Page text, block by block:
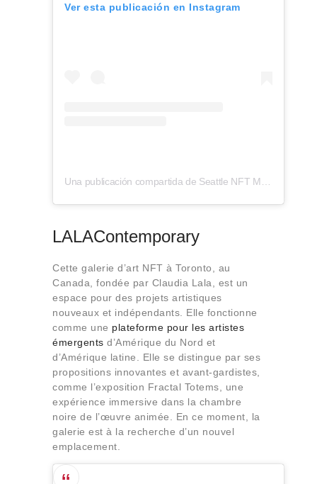
Ver esta publicación en Instagram
LALAContemporary
Cette galerie d’art NFT à Toronto, au
Canada, fondée par Claudia Lala, est un
espace pour des projets artistiques
nouveaux et indépendants. Elle fonctionne
comme une plateforme pour les artistes
émergents d’Amérique du Nord et
d’Amérique latine. Elle se distingue par ses
propositions innovantes et avant-gardistes,
comme l’exposition Fractal Totems, une
expérience immersive dans la chambre
noire de l’œuvre animée. En ce moment, la
galerie est à la recherche d’un nouvel
emplacement.